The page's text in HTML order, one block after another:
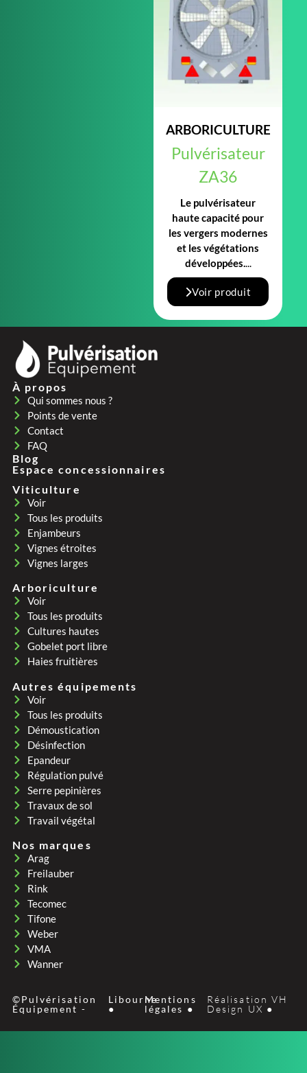
ARBORICULTURE
Pulvérisateur
ZA36
Le pulvérisateur
haute capacité pour
les vergers modernes
et les végétations
développées....
Voir produit
À propos
Qui sommes nous ?
Points de vente
Contact
FAQ
Blog
Espace concessionnaires
Viticulture
Voir
Tous les produits
Enjambeurs
Vignes étroites
Vignes larges
Arboriculture
Voir
Tous les produits
Cultures hautes
Gobelet port libre
Haies fruitières
Autres équipements
Voir
Tous les produits
Démoustication
Désinfection
Epandeur
Régulation pulvé
Serre pepinières
Travaux de sol
Travail végétal
Nos marques
Arag
Freilauber
Rink
Tecomec
Tifone
Weber
VMA
Wanner
©Pulvérisation
Équipement -
Libourne
●
Mentions
légales ●
Réalisation VH
Design UX ●